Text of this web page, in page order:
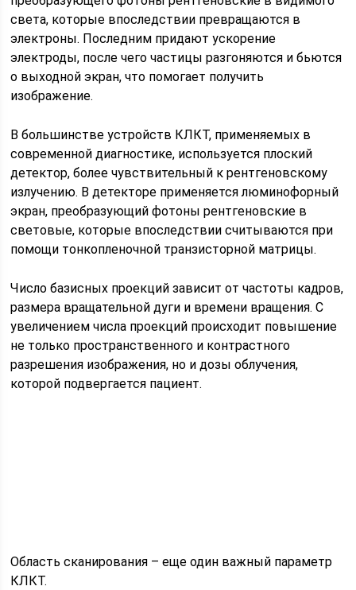
света, которые впоследствии превращаются в
электроны. Последним придают ускорение
электроды, после чего частицы разгоняются и бьются
о выходной экран, что помогает получить
изображение.
В большинстве устройств КЛКТ, применяемых в
современной диагностике, используется плоский
детектор, более чувствительный к рентгеновскому
излучению. В детекторе применяется люминофорный
экран, преобразующий фотоны рентгеновские в
световые, которые впоследствии считываются при
помощи тонкопленочной транзисторной матрицы.
Число базисных проекций зависит от частоты кадров,
размера вращательной дуги и времени вращения. С
увеличением числа проекций происходит повышение
не только пространственного и контрастного
разрешения изображения, но и дозы облучения,
которой подвергается пациент.
Область сканирования – еще один важный параметр
КЛКТ.